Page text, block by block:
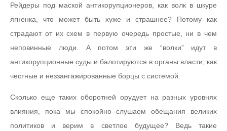
Рейдеры под маской антикорупционеров, как волк в шкуре
ягненка, что может быть хуже и страшнее? Потому как
страдают от их схем в первую очередь простые, ни в чем
неповинные люди. А потом эти же “волки” идут в
антикорупционные суды и балотируются в органы власти, как
честные и неззангажированные борцы с системой.
Сколько еще таких оборотней орудует на разных уровнях
влияния, пока мы спокойно слушаем обещания великих
политиков и верим в светлое будущее? Ведь такие